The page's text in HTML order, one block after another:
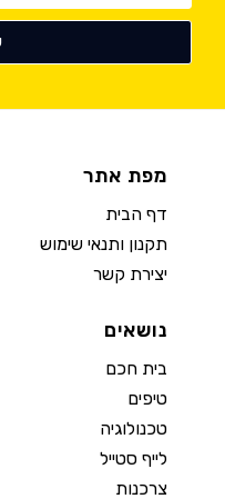
מפת אתר
דף הבית
תקנון ותנאי שימוש
יצירת קשר
נושאים
בית חכם
טיפים
טכנולוגיה
לייף סטייל
צרכנות